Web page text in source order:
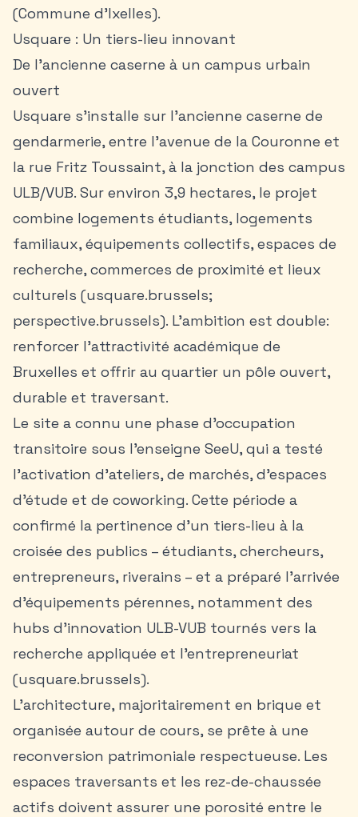
(Commune d’Ixelles).
Usquare : Un tiers-lieu innovant
De l’ancienne caserne à un campus urbain
ouvert
Usquare s’installe sur l’ancienne caserne de
gendarmerie, entre l’avenue de la Couronne et
la rue Fritz Toussaint, à la jonction des campus
ULB/VUB. Sur environ 3,9 hectares, le projet
combine logements étudiants, logements
familiaux, équipements collectifs, espaces de
recherche, commerces de proximité et lieux
culturels (usquare.brussels;
perspective.brussels). L’ambition est double:
renforcer l’attractivité académique de
Bruxelles et offrir au quartier un pôle ouvert,
durable et traversant.
Le site a connu une phase d’occupation
transitoire sous l’enseigne SeeU, qui a testé
l’activation d’ateliers, de marchés, d’espaces
d’étude et de coworking. Cette période a
confirmé la pertinence d’un tiers-lieu à la
croisée des publics – étudiants, chercheurs,
entrepreneurs, riverains – et a préparé l’arrivée
d’équipements pérennes, notamment des
hubs d’innovation ULB-VUB tournés vers la
recherche appliquée et l’entrepreneuriat
(usquare.brussels).
L’architecture, majoritairement en brique et
organisée autour de cours, se prête à une
reconversion patrimoniale respectueuse. Les
espaces traversants et les rez-de-chaussée
actifs doivent assurer une porosité entre le